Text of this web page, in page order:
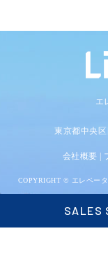
SALES
エ
東京都中央
会社概要
COPYRIGHT © エレベー